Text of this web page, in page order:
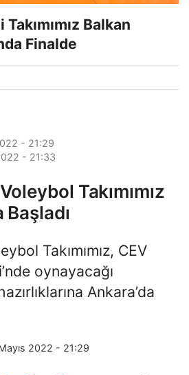
Balkan
Finalde
- 21:29
- 21:33
Takımımız
Başladı
Takımımız, CEV
oynayacağı
Ankara’da
2022 - 21:29